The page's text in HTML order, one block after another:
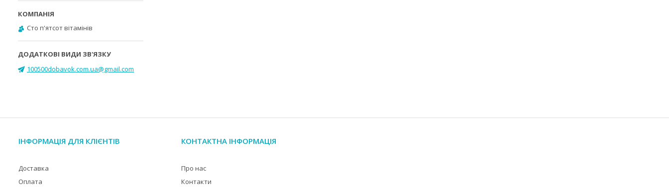
Cто п'ятсот вітамінів
100500dobavok.com.ua@gmail.com
ІНФОРМАЦІЯ ДЛЯ КЛІЄНТІВ
Доставка
Оплата
КОНТАКТНА ІНФОРМАЦІЯ
Про нас
Контакти